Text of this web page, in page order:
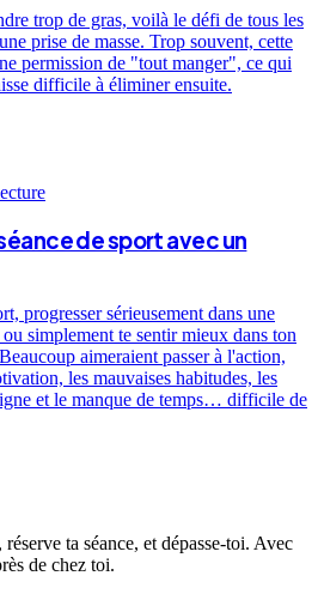
trop de gras, voilà le défi de tous les
prise de masse. Trop souvent, cette
permission de "tout manger", ce qui
difficile à éliminer ensuite.
de sport avec un
progresser sérieusement dans une
simplement te sentir mieux dans ton
aimeraient passer à l'action,
les mauvaises habitudes, les
et le manque de temps… difficile de
ta séance, et dépasse-toi. Avec
de chez toi.